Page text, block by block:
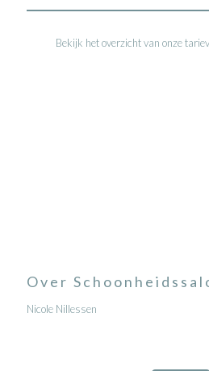
Bekijk het overzicht van onze
Over
Nicole Nillessen